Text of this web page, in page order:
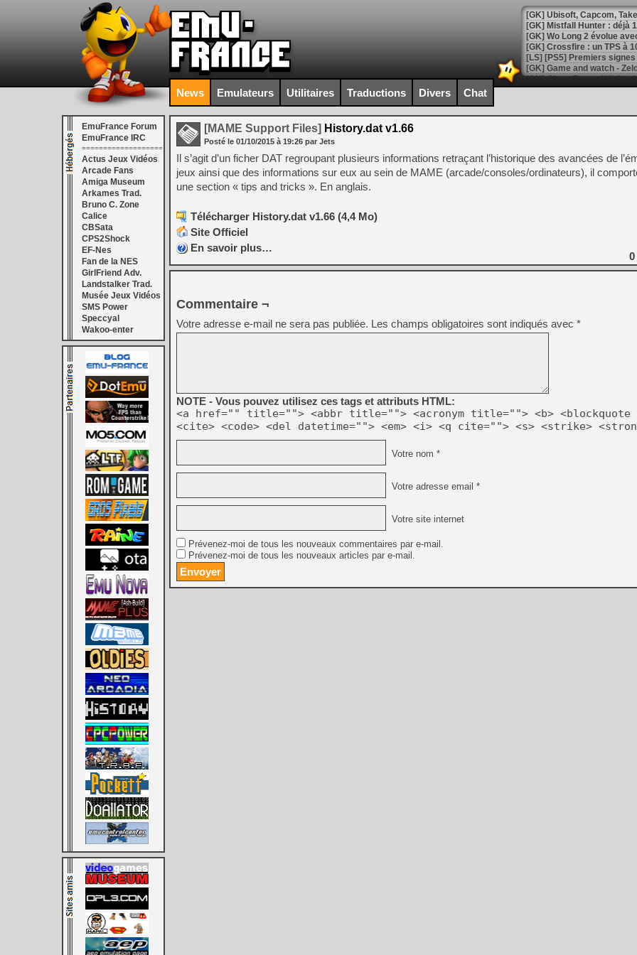
[GK] Mistfall Hunter : déjà
[GK] Wo Long 2 évolue
[GK] Crossfire : un TPS à
[LS] [PS5] Premiers
[Mo5] DOOM arrive en
[GK] Bethesda fête les 30
[GK] Roblox : l'action en
[GK] Agenda - GeForce
[LS] [PS5] ps5-y2jb-
[GK] Pourquoi Marvel
[GK] Test : Restory : Chill
[GK] GTA 6 : Rockstar
[GK] Hot Wheels Infinite
[GK] Mémoire cash -
[GK] Résultats Nintendo :
[GK] Déjà des
[Mo5] Brickboy cherche à
[GK] Minecraft et ses «
[GK] Beast of
[GK] Ubisoft : fin de partie
[GK] Mémoire cash -
[GK] Dan Houser (GTA)
[GK] Comment EA Sports
[GK] Crimson Moon : un
[GK] Isle of Reveries : le
[GK] Moonlighter 2 : The
[GK] Capcom relance
[Mo5] Deux inédits du
News Emulateurs Utilitaires Traductions Divers Chat
EmuFrance Forum
EmuFrance IRC
===================
Actus Jeux Vidéos
Arcade Fans
Amiga Museum
Arkames Trad.
Bruno C. Zone
Calice
CBSata
CPS2Shock
EF-Nes
Fan de la NES
GirlFriend Adv.
Landstalker Trad.
Musée Jeux Vidéos
SMS Power
Speccyal
Wakoo-enter
[MAME Support Files] History.dat v1.66
Posté le 01/10/2015 à 19:26 par Jets
Il s’agit d’un ficher DAT regroupant plusieurs informations retraçant l’historique des avancées de
jeux ainsi que des informations sur eux au sein de MAME (arcade/consoles/ordinateurs), il
une section « tips and tricks ». En anglais.
Télécharger History.dat v1.66 (4,4 Mo)
Site Officiel
En savoir plus…
0
Commentaire ¬
Votre adresse e-mail ne sera pas publiée. Les champs obligatoires sont indiqués avec *
NOTE - Vous pouvez utilisez ces tags et attributs HTML:
<a href="" title=""> <abbr title=""> <acronym title=""> <b> <blockquote
<cite> <code> <del datetime=""> <em> <i> <q cite=""> <s> <strike>
Votre nom *
Votre adresse email *
Votre site internet
Prévenez-moi de tous les nouveaux commentaires par e-mail.
Prévenez-moi de tous les nouveaux articles par e-mail.